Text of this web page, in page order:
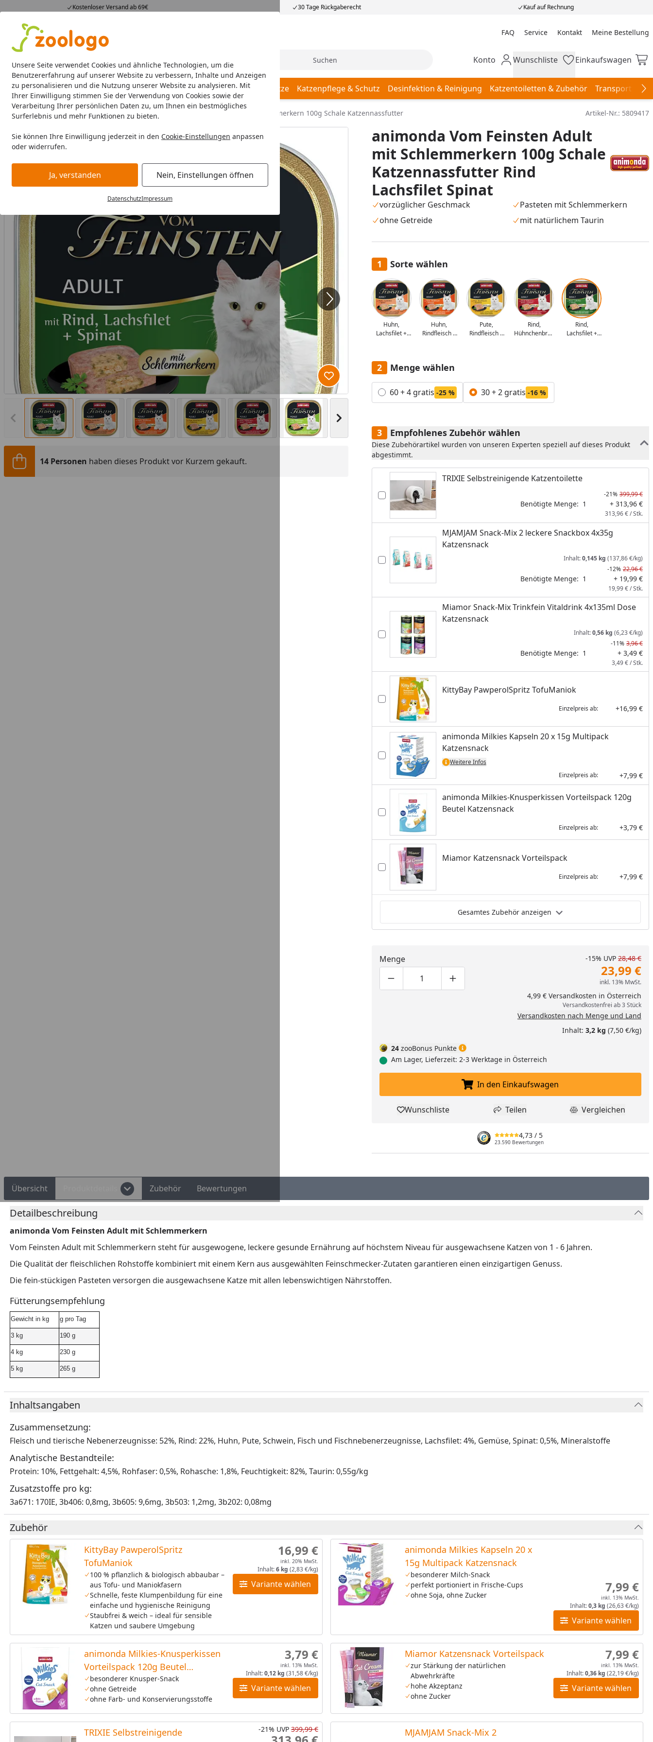
Unsere Seite verwendet Cookies und ähnliche Technologien, um die
Benutzererfahrung auf unserer Website zu verbessern, Inhalte und Anzeigen
zu personalisieren und die Nutzung unserer Website zu analysieren. Mit
Ihrer Einwilligung stimmen Sie der Verwendung von Cookies sowie der
Verarbeitung Ihrer persönlichen Daten zu, um Ihnen ein bestmögliches
Surferlebnis und mehr Funktionen zu bieten.
Sie können Ihre Einwilligung jederzeit in den Cookie-Einstellungen anpassen
oder widerrufen.
Ja, verstanden Nein, Einstellungen öffnen
DatenschutzImpressum
Kostenloser Versand ab 69€ 30 Tage Rückgaberecht Kauf auf Rechnung
4,73
23.590 Bewertungen FAQ Service Kontakt Meine Bestellung
Meine Bestellung
Alle Produkte
Alle Produkte Angebote Neuheiten Sommerhits Suche Mein Konto
Konto Wunschliste
Wunschliste Einkaufswagen
Einkaufswagen
Katze Katzenfutter Futternäpfe & Trinkbrunnen Katzenschlafplätze Katzenpflege & Schutz Desinfektion & Reinigung Katzentoiletten & Zubehör Transport &
Startseite
Katze Katzenfutter Nassfutter animonda Vom Feinsten Adult mit Schlemmerkern 100g Schale Katzennassfutter Artikel-Nr.: 5809417
Vorheriges Bild anzeigen Nächstes Bild anzeigen
Produkt zur Wunschliste hinzufügen
14 Personen haben dieses Produkt vor Kurzem gekauft.
animonda Vom Feinsten Adult
mit Schlemmerkern 100g Schale
Katzennassfutter Rind
Lachsfilet Spinat
vorzüglicher Geschmack
Pasteten mit Schlemmerkern
ohne Getreide
mit natürlichem Taurin
Sorte wählen
Alle anzeigen (5)
Huhn,
Lachsfilet +
Huhn,
Rindfleisch +
Pute,
Rindfleisch +
Rind,
Hühnchenbrust
Rind,
Lachsfilet +
Menge wählen
Alle anzeigen (2)
60 + 4 gratis -25 % 30 + 2 gratis -16 %
Empfohlenes Zubehör wählen
Diese Zubehörartikel wurden von unseren Experten speziell auf dieses Produkt
abgestimmt.
TRIXIE Selbstreinigende Katzentoilette
-21% 399,99 €
Benötigte Menge: 1 + 313,96 €
313,96 € / Stk.
MJAMJAM Snack-Mix 2 leckere Snackbox 4x35g
Katzensnack
Inhalt:0,145 kg (137,86 €/kg)
-12% 22,96 €
Benötigte Menge: 1 + 19,99 €
19,99 € / Stk.
Miamor Snack-Mix Trinkfein Vitaldrink 4x135ml Dose
Katzensnack
Inhalt:0,56 kg (6,23 €/kg)
-11% 3,96 €
Benötigte Menge: 1 + 3,49 €
3,49 € / Stk.
KittyBay PawperolSpritz TofuManiok
Einzelpreis ab: +16,99 €
animonda Milkies Kapseln 20 x 15g Multipack
Katzensnack
Weitere Infos
Einzelpreis ab:
+7,99 €
animonda Milkies-Knusperkissen Vorteilspack 120g
Beutel Katzensnack
Einzelpreis ab: +3,79 €
Miamor Katzensnack Vorteilspack
Einzelpreis ab: +7,99 €
Gesamtes Zubehör anzeigen
Menge
Produktmenge um eins verringern
Produktmenge manuell eingeben
Produktmenge um eins erhöhen
-15% UVP 28,48 €
23,99 €
inkl. 13% MwSt.
4,99 € Versandkosten in Österreich
Versandkostenfrei ab 3 Stück
Versandkosten nach Menge und Land
Inhalt: 3,2 kg (7,50 €/kg)
24 zooBonus Punkte
Am Lager, Lieferzeit: 2-3 Werktage in Österreich
In den Einkaufswagen legen
In den Einkaufswagen
Produkt zur Wunschliste hinzufügen
Wunschliste Teilen
Teilen Produkt
Vergleichen
4,73 / 5
23.590 Bewertungen
Übersicht Zubehör Bewertungen
Detailbeschreibung
animonda Vom Feinsten Adult mit Schlemmerkern
Vom Feinsten Adult mit Schlemmerkern steht für ausgewogene, leckere gesunde Ernährung auf höchstem Niveau für ausgewachsene Katzen von 1 - 6 Jahren.
Die Qualität der fleischlichen Rohstoffe kombiniert mit einem Kern aus ausgewählten Feinschmecker-Zutaten garantieren einen einzigartigen Genuss.
Die fein-stückigen Pasteten versorgen die ausgewachsene Katze mit allen lebenswichtigen Nährstoffen.
Fütterungsempfehlung
Gewicht in kg g pro Tag
3 kg 190 g
4 kg 230 g
5 kg 265 g
Inhaltsangaben
Zusammensetzung:
Fleisch und tierische Nebenerzeugnisse: 52%, Rind: 22%, Huhn, Pute, Schwein, Fisch und Fischnebenerzeugnisse, Lachsfilet: 4%, Gemüse, Spinat: 0,5%, Mineralstoffe
Analytische Bestandteile:
Protein: 10%, Fettgehalt: 4,5%, Rohfaser: 0,5%, Rohasche: 1,8%, Feuchtigkeit: 82%, Taurin: 0,55g/kg
Zusatzstoffe pro kg:
3a671: 170IE, 3b406: 0,8mg, 3b605: 9,6mg, 3b503: 1,2mg, 3b202: 0,08mg
Zubehör
KittyBay PawperolSpritz
TofuManiok
100 % pflanzlich & biologisch abbaubar –
aus Tofu- und Maniokfasern
Schnelle, feste Klumpenbildung für eine
einfache und hygienische Reinigung
Staubfrei & weich – ideal für sensible
Katzen und saubere Umgebung
Variante wählen
16,99 €
inkl. 20% MwSt.
Inhalt:6 kg (2,83 €/kg)
animonda Milkies Kapseln 20 x
15g Multipack Katzensnack
besonderer Milch-Snack
perfekt portioniert in Frische-Cups
ohne Soja, ohne Zucker
Variante wählen
7,99 €
inkl. 13% MwSt.
Inhalt:0,3 kg (26,63 €/kg)
animonda Milkies-Knusperkissen
Vorteilspack 120g Beutel
Katzensnack
besonderer Knusper-Snack
ohne Getreide
ohne Farb- und Konservierungsstoffe
Variante wählen
3,79 €
inkl. 13% MwSt.
Inhalt:0,12 kg (31,58 €/kg)
Miamor Katzensnack Vorteilspack
zur Stärkung der natürlichen
Abwehrkräfte
hohe Akzeptanz
ohne Zucker
Variante wählen
7,99 €
inkl. 13% MwSt.
Inhalt:0,36 kg (22,19 €/kg)
TRIXIE Selbstreinigende
-21% UVP 399,99 €
MJAMJAM Snack-Mix 2